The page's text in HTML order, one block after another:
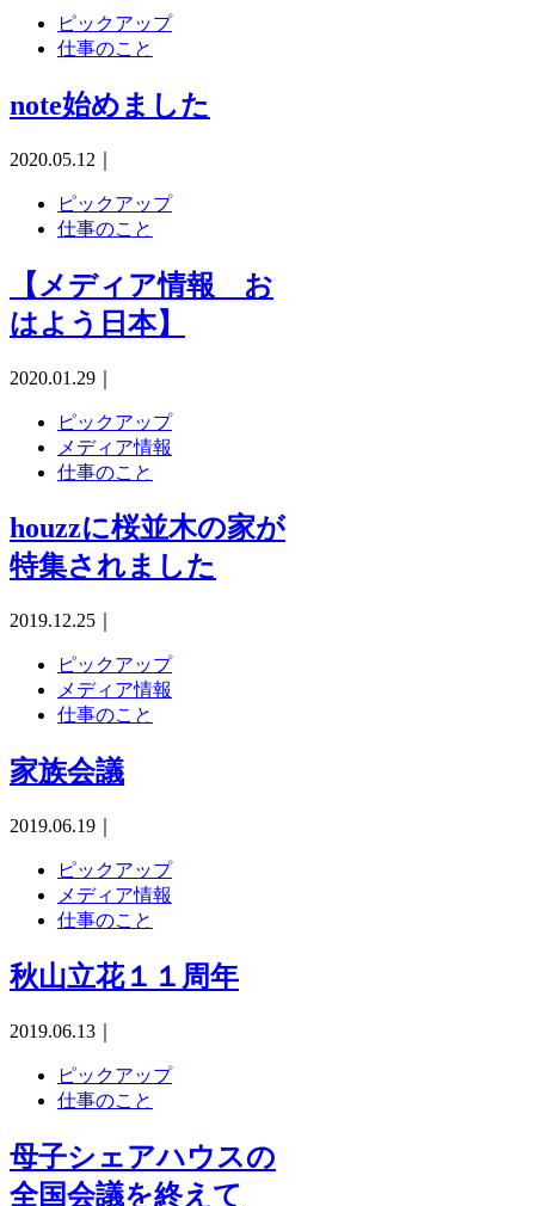
ピックアップ
仕事のこと
note始めました
2020.05.12
ピックアップ
仕事のこと
【メディア情報 お
はよう日本】
2020.01.29
ピックアップ
メディア情報
仕事のこと
houzzに桜並木の家が
特集されました
2019.12.25
ピックアップ
メディア情報
仕事のこと
家族会議
2019.06.19
ピックアップ
メディア情報
仕事のこと
秋山立花１１周年
2019.06.13
ピックアップ
仕事のこと
母子シェアハウスの
全国会議を終えて